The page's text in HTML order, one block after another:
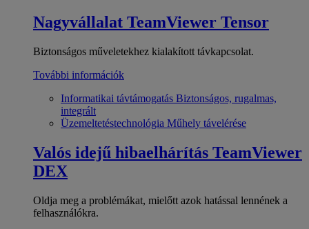
Nagyvállalat TeamViewer Tensor
Biztonságos műveletekhez kialakított távkapcsolat.
További információk
Informatikai távtámogatás Biztonságos, rugalmas,
integrált
Üzemeltetéstechnológia Műhely távelérése
Valós idejű hibaelhárítás TeamViewer
DEX
Oldja meg a problémákat, mielőtt azok hatással lennének a
felhasználókra.